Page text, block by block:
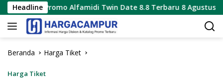
Langsung
ke
konten
Headline
Alfamidi Twin Date 8.8 Terbaru 8 Agustus 2026 Hanya 1 Hari
Beranda Harga Tiket
Harga Tiket